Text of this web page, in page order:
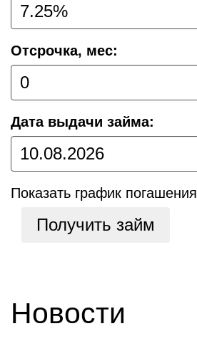
Отсрочка, мес:
Дата выдачи займа:
Показать график погашения
Получить займ
Новости